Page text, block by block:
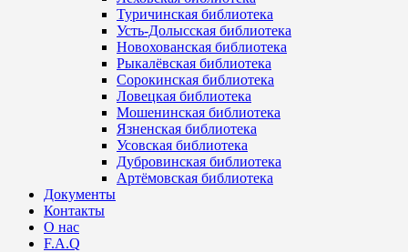
Туричинская библиотека
Усть-Долысская библиотека
Новохованская библиотека
Рыкалёвская библиотека
Сорокинская библиотека
Ловецкая библиотека
Мошенинская библиотека
Язненская библиотека
Усовская библиотека
Дубровинская библиотека
Артёмовская библиотека
Документы
Контакты
О нас
F.A.Q